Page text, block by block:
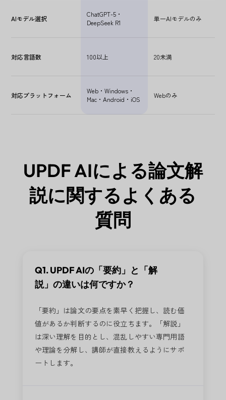
AIモデル選択
ChatGPT-5・
DeepSeek R1
単一AIモデルのみ
対応言語数 100以上 20未満
対応プラットフォーム
Web・Windows・
Mac・Android・iOS
Webのみ
UPDF AIによる論文解
説に関するよくある
質問
Q1. UPDF AIの「要約」と「解
説」の違いは何ですか？
「要約」は論文の要点を素早く把握し、読む価
値があるか判断するのに役立ちます。「解説」
は深い理解を目的とし、混乱しやすい専門用語
や理論を分解し、講師が直接教えるようにサポ
ートします。